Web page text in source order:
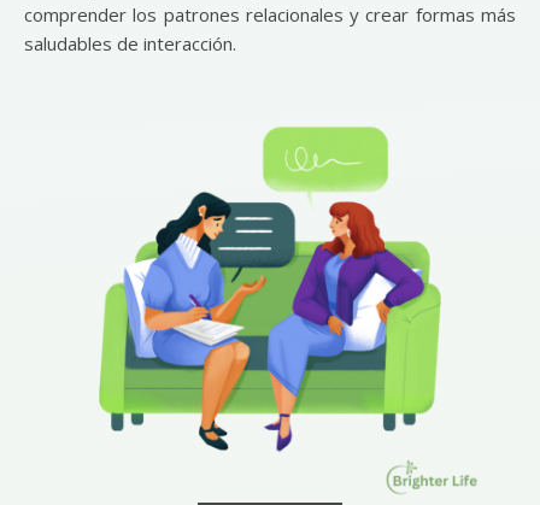
comprender los patrones relacionales y crear formas más
saludables de interacción.